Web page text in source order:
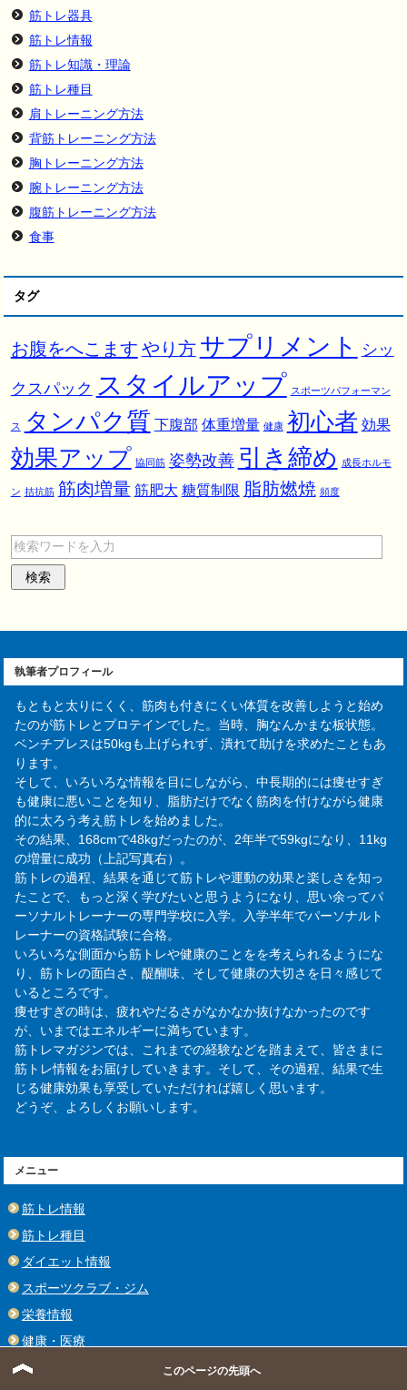
筋トレ器具
筋トレ情報
筋トレ知識・理論
筋トレ種目
肩トレーニング方法
背筋トレーニング方法
胸トレーニング方法
腕トレーニング方法
腹筋トレーニング方法
食事
タグ
お腹をへこます やり方 サプリメント シッ
クスパック スタイルアップ スポーツパフォーマン
ス タンパク質 下腹部 体重増量 健康 初心者 効果
効果アップ 協同筋 姿勢改善 引き締め 成長ホルモ
ン 拮抗筋 筋肉増量 筋肥大 糖質制限 脂肪燃焼 頻度
執筆者プロフィール
もともと太りにくく、筋肉も付きにくい体質を改善しようと始め
たのが筋トレとプロテインでした。当時、胸なんかまな板状態。
ベンチプレスは50kgも上げられず、潰れて助けを求めたこともあ
ります。
そして、いろいろな情報を目にしながら、中長期的には痩せすぎ
も健康に悪いことを知り、脂肪だけでなく筋肉を付けながら健康
的に太ろう考え筋トレを始めました。
その結果、168cmで48kgだったのが、2年半で59kgになり、11kg
の増量に成功（上記写真右）。
筋トレの過程、結果を通じて筋トレや運動の効果と楽しさを知っ
たことで、もっと深く学びたいと思うようになり、思い余ってパ
ーソナルトレーナーの専門学校に入学。入学半年でパーソナルト
レーナーの資格試験に合格。
いろいろな側面から筋トレや健康のことをを考えられるようにな
り、筋トレの面白さ、醍醐味、そして健康の大切さを日々感じて
いるところです。
痩せすぎの時は、疲れやだるさがなかなか抜けなかったのです
が、いまではエネルギーに満ちています。
筋トレマガジンでは、これまでの経験などを踏まえて、皆さまに
筋トレ情報をお届けしていきます。そして、その過程、結果で生
じる健康効果も享受していただければ嬉しく思います。
どうぞ、よろしくお願いします。
メニュー
筋トレ情報
筋トレ種目
ダイエット情報
スポーツクラブ・ジム
栄養情報
健康・医療
おすすめランキング
このページの先頭へ